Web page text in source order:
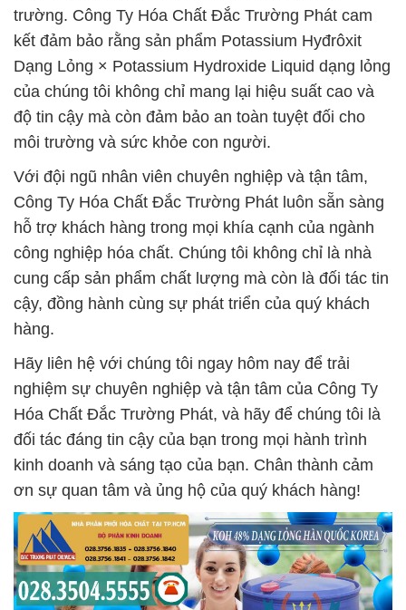
trường. Công Ty Hóa Chất Đắc Trường Phát cam
kết đảm bảo rằng sản phẩm Potassium Hyđrôxit
Dạng Lỏng × Potassium Hydroxide Liquid dạng lỏng
của chúng tôi không chỉ mang lại hiệu suất cao và
độ tin cậy mà còn đảm bảo an toàn tuyệt đối cho
môi trường và sức khỏe con người.
Với đội ngũ nhân viên chuyên nghiệp và tận tâm,
Công Ty Hóa Chất Đắc Trường Phát luôn sẵn sàng
hỗ trợ khách hàng trong mọi khía cạnh của ngành
công nghiệp hóa chất. Chúng tôi không chỉ là nhà
cung cấp sản phẩm chất lượng mà còn là đối tác tin
cậy, đồng hành cùng sự phát triển của quý khách
hàng.
Hãy liên hệ với chúng tôi ngay hôm nay để trải
nghiệm sự chuyên nghiệp và tận tâm của Công Ty
Hóa Chất Đắc Trường Phát, và hãy để chúng tôi là
đối tác đáng tin cậy của bạn trong mọi hành trình
kinh doanh và sáng tạo của bạn. Chân thành cảm
ơn sự quan tâm và ủng hộ của quý khách hàng!